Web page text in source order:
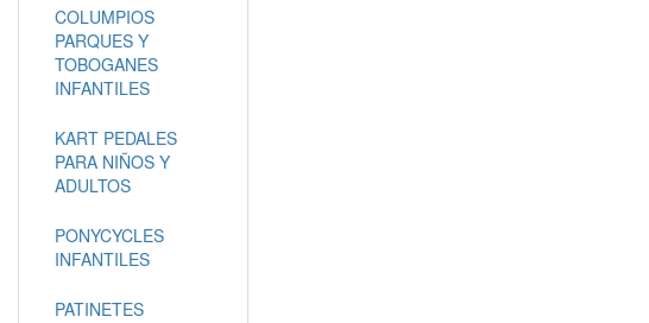
COLUMPIOS
PARQUES Y
TOBOGANES
INFANTILES
KART PEDALES
PARA NIÑOS Y
ADULTOS
PONYCYCLES
INFANTILES
PATINETES